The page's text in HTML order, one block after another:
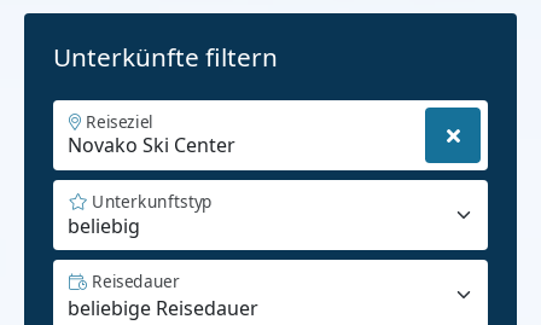
Unterkünfte filtern
Reiseziel
beliebig
Unterkunftstyp
Reisedauer